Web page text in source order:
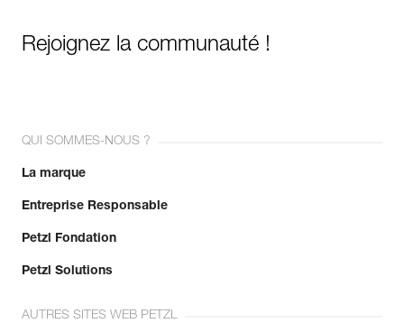
Rejoignez la communauté !
QUI SOMMES-NOUS ?
La marque
Entreprise Responsable
Petzl Fondation
Petzl Solutions
AUTRES SITES WEB PETZL